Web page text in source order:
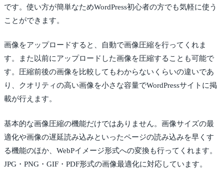
です。使い方が簡単なためWordPress初心者の方でも気軽に使う
ことができます。
画像をアップロードすると、自動で画像圧縮を行ってくれま
す。また以前にアップロードした画像を圧縮することも可能で
す。圧縮前後の画像を比較してもわからないくらいの違いであ
り、クオリティの高い画像を小さな容量でWordPressサイトに掲
載が行えます。
基本的な画像圧縮の機能だけではありません。画像サイズの最
適化や画像の遅延読み込みといったページの読み込みを早くす
る機能のほか、WebPイメージ形式への変換も行ってくれます。
JPG・PNG・GIF・PDF形式の画像最適化に対応しています。